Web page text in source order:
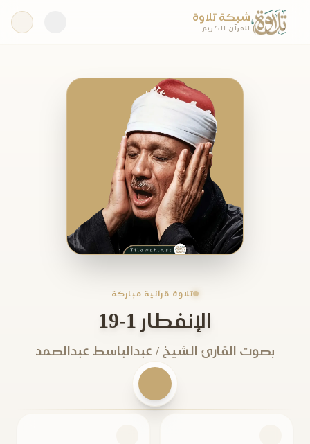
شبكة تلاوة
للقرآن الكريم
تلاوة قرآنية مباركة
الإنفطار 1-19
بصوت القارئ الشيخ / عبدالباسط عبدالصمد